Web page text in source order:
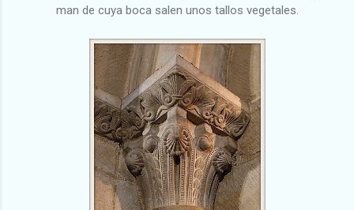
man de cuya boca salen unos tallos vegetales.